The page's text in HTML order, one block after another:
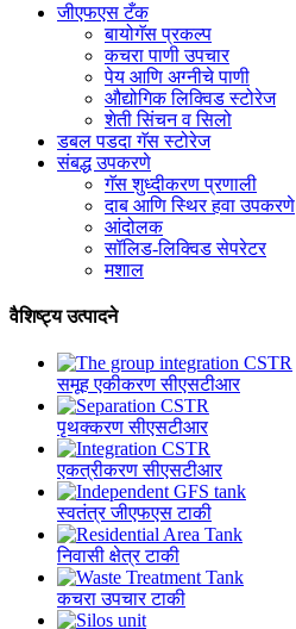
जीएफएस टँक
बायोगॅस प्रकल्प
कचरा पाणी उपचार
पेय आणि अग्नीचे पाणी
औद्योगिक लिक्विड स्टोरेज
शेती सिंचन व सिलो
डबल पडदा गॅस स्टोरेज
संबद्ध उपकरणे
गॅस शुध्दीकरण प्रणाली
दाब आणि स्थिर हवा उपकरणे
आंदोलक
सॉलिड-लिक्विड सेपरेटर
मशाल
वैशिष्ट्य उत्पादने
समूह एकीकरण सीएसटीआर
पृथक्करण सीएसटीआर
एकत्रीकरण सीएसटीआर
स्वतंत्र जीएफएस टाकी
निवासी क्षेत्र टाकी
कचरा उपचार टाकी